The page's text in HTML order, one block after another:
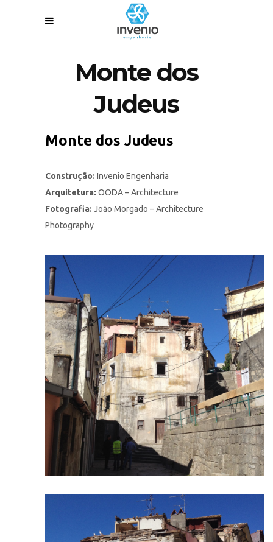
Monte dos
Judeus
Monte dos Judeus
Construção: Invenio Engenharia
Arquitetura: OODA – Architecture
Fotografia: João Morgado – Architecture
Photography